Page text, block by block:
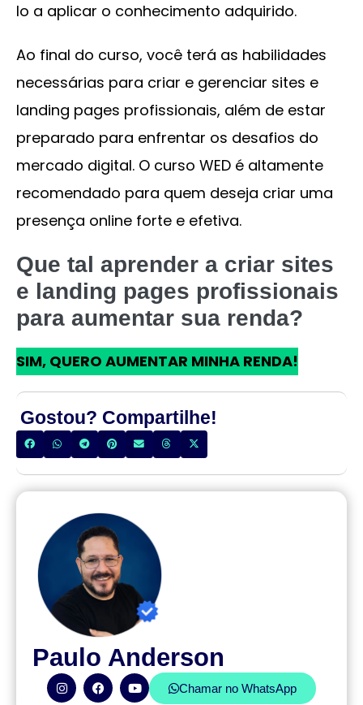
lo a aplicar o conhecimento adquirido.
Ao final do curso, você terá as habilidades
necessárias para criar e gerenciar sites e
landing pages profissionais, além de estar
preparado para enfrentar os desafios do
mercado digital. O curso WED é altamente
recomendado para quem deseja criar uma
presença online forte e efetiva.
Que tal aprender a criar sites
e landing pages profissionais
para aumentar sua renda?
SIM, QUERO AUMENTAR MINHA RENDA!
Gostou? Compartilhe!
Paulo Anderson
Chamar no WhatsApp